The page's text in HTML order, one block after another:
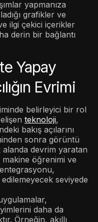
yapmanıza
grafikler ve
ilgi çekici içerikler
derin bir bağlantı
Yapay
Evrimi
belirleyici bir rol
teknoloji,
bakış açılarını
sonra görüntü
devrim yaratan
makine öğrenimi ve
seviyede
daha da
Örneğin, akıllı